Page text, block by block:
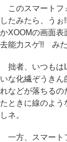
このスマートフ
したみたら、う
かXOOMの画面
去能力スゲ!! みた
拙者、いつもは
いな化繊ぞうき
れなどが落ちる
たときに線のよ
しネ。
一方、スマート